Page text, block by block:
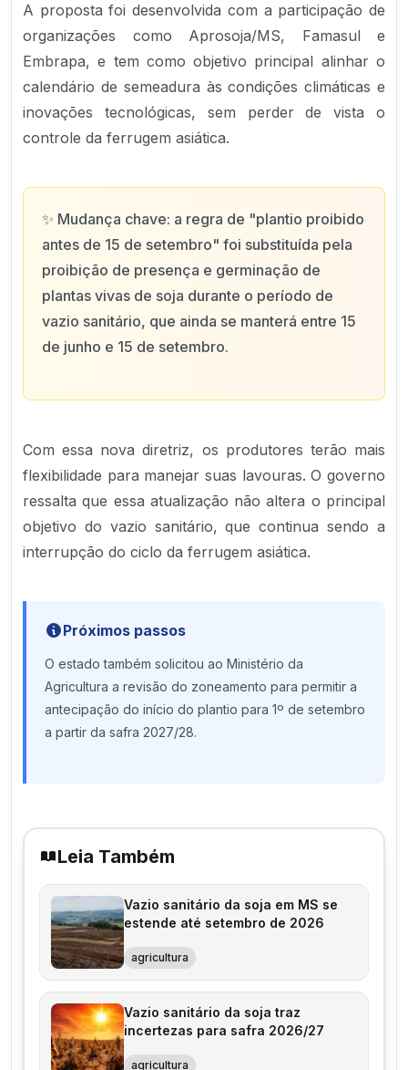
A proposta foi desenvolvida com a participação de
organizações como Aprosoja/MS, Famasul e
Embrapa, e tem como objetivo principal alinhar o
calendário de semeadura às condições climáticas e
inovações tecnológicas, sem perder de vista o
controle da ferrugem asiática.
✨ Mudança chave: a regra de "plantio proibido
antes de 15 de setembro" foi substituída pela
proibição de presença e germinação de
plantas vivas de soja durante o período de
vazio sanitário, que ainda se manterá entre 15
de junho e 15 de setembro.
Com essa nova diretriz, os produtores terão mais
flexibilidade para manejar suas lavouras. O governo
ressalta que essa atualização não altera o principal
objetivo do vazio sanitário, que continua sendo a
interrupção do ciclo da ferrugem asiática.
Próximos passos
O estado também solicitou ao Ministério da
Agricultura a revisão do zoneamento para permitir a
antecipação do início do plantio para 1º de setembro
a partir da safra 2027/28.
Leia Também
Vazio sanitário da soja em MS se
estende até setembro de 2026
agricultura
Vazio sanitário da soja traz
incertezas para safra 2026/27
agricultura